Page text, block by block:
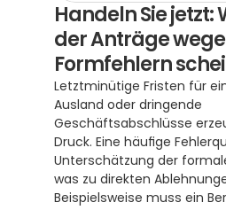
Handeln Sie jetzt:
der Anträge
Formfehlern
Letztminütige Fristen für
Ausland oder dringende
Geschäftsabschlüsse
Druck. Eine häufige
Unterschätzung der
was zu direkten
Beispielsweise muss ein